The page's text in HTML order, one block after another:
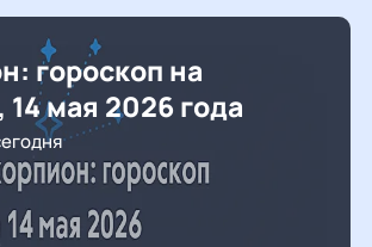
гороскоп на
14 мая 2026 года